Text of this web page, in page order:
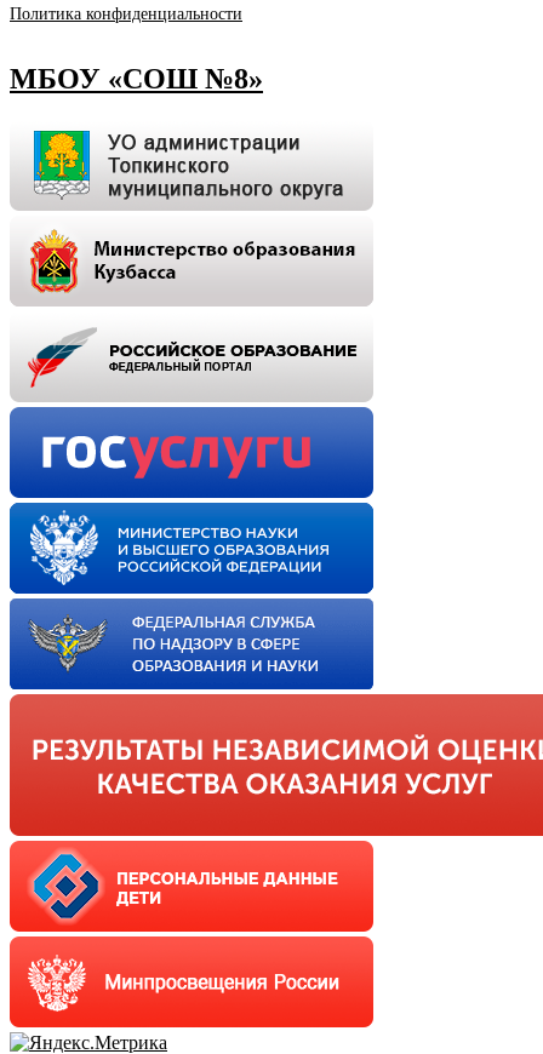
Политика конфиденциальности
МБОУ «СОШ №8»